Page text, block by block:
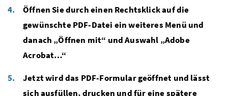
Öffnen Sie durch einen Rechtsklick auf die
gewünschte PDF-Datei ein weiteres Menü und
danach „Öffnen mit“ und Auswahl „Adobe
Acrobat…“
Jetzt wird das PDF-Formular geöffnet und lässt
sich ausfüllen, drucken und für eine spätere